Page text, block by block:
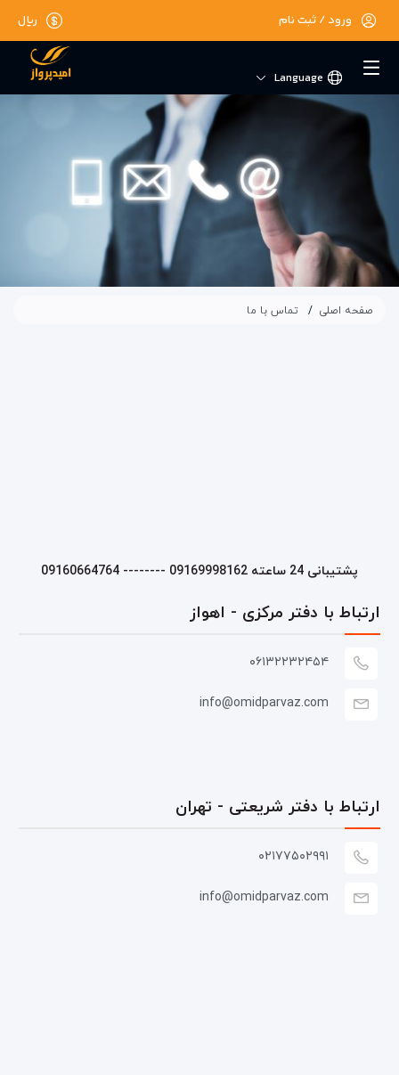
ریال ورود / ثبت نام
Language
صفحه اصلی تماس با ما
پشتیبانی 24 ساعته 09169998162 -------- 09160664764
ارتباط با دفتر مرکزی - اهواز
۰۶۱۳۲۲۳۲۴۵۴
info@omidparvaz.com
ارتباط با دفتر شریعتی - تهران
۰۲۱۷۷۵۰۲۹۹۱
info@omidparvaz.com